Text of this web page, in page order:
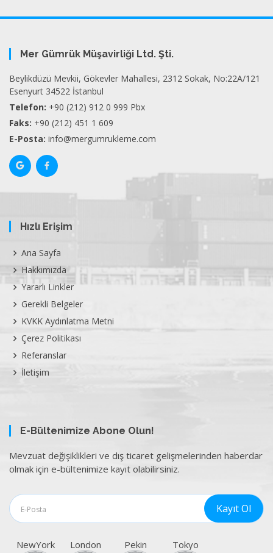
Mer Gümrük Müşavirliği Ltd. Şti.
Beylikdüzü Mevkii, Gökevler Mahallesi, 2312 Sokak, No:22A/121
Esenyurt 34522 İstanbul
Telefon: +90 (212) 912 0 999 Pbx
Faks: +90 (212) 451 1 609
E-Posta: info@mergumrukleme.com
Hızlı Erişim
Ana Sayfa
Hakkımızda
Yararlı Linkler
Gerekli Belgeler
KVKK Aydınlatma Metni
Çerez Politikası
Referanslar
İletişim
E-Bültenimize Abone Olun!
Mevzuat değişiklikleri ve dış ticaret gelişmelerinden haberdar
olmak için e-bültenimize kayıt olabilirsiniz.
NewYork London Pekin Tokyo